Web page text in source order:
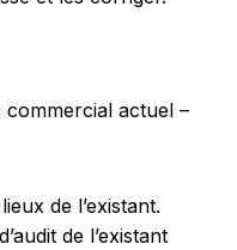
actuel –
de l’existant.
de l’existant